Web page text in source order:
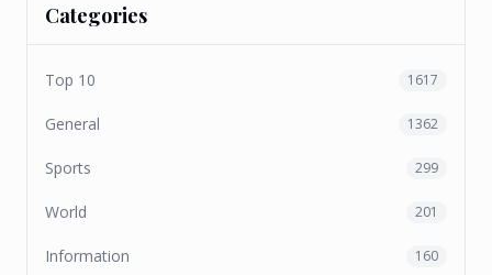
Categories
Top 10 1617
General 1362
Sports 299
World 201
Information 160